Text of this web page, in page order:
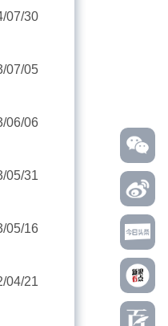
07/30
07/05
06/06
05/31
05/16
04/21